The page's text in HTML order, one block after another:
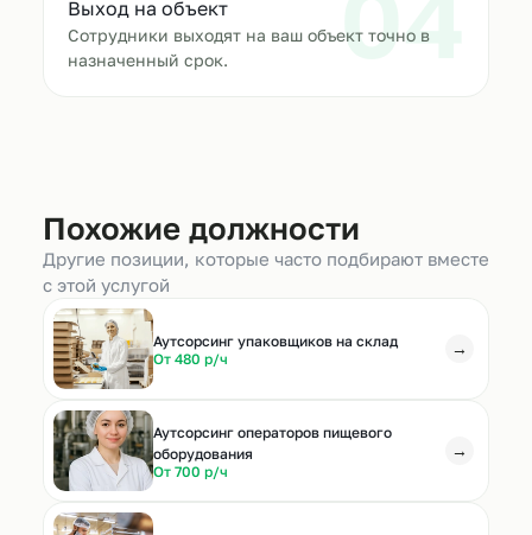
Выход на объект
Сотрудники выходят на ваш объект точно в
назначенный срок.
Похожие должности
Другие позиции, которые часто подбирают вместе
с этой услугой
Аутсорсинг упаковщиков на склад
От 480 р/ч
→
Аутсорсинг операторов пищевого
оборудования
От 700 р/ч
→